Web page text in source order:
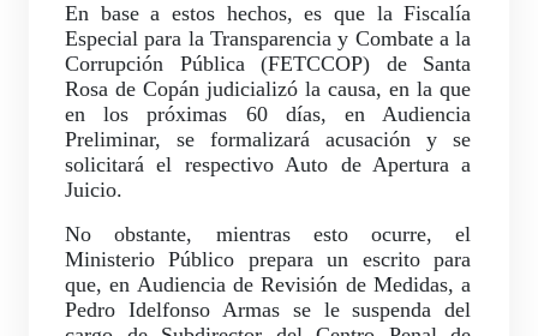
En base a estos hechos, es que la Fiscalía
Especial para la Transparencia y Combate a la
Corrupción Pública (FETCCOP) de Santa
Rosa de Copán judicializó la causa, en la que
en los próximas 60 días, en Audiencia
Preliminar, se formalizará acusación y se
solicitará el respectivo Auto de Apertura a
Juicio.
No obstante, mientras esto ocurre, el
Ministerio Público prepara un escrito para
que, en Audiencia de Revisión de Medidas, a
Pedro Idelfonso Armas se le suspenda del